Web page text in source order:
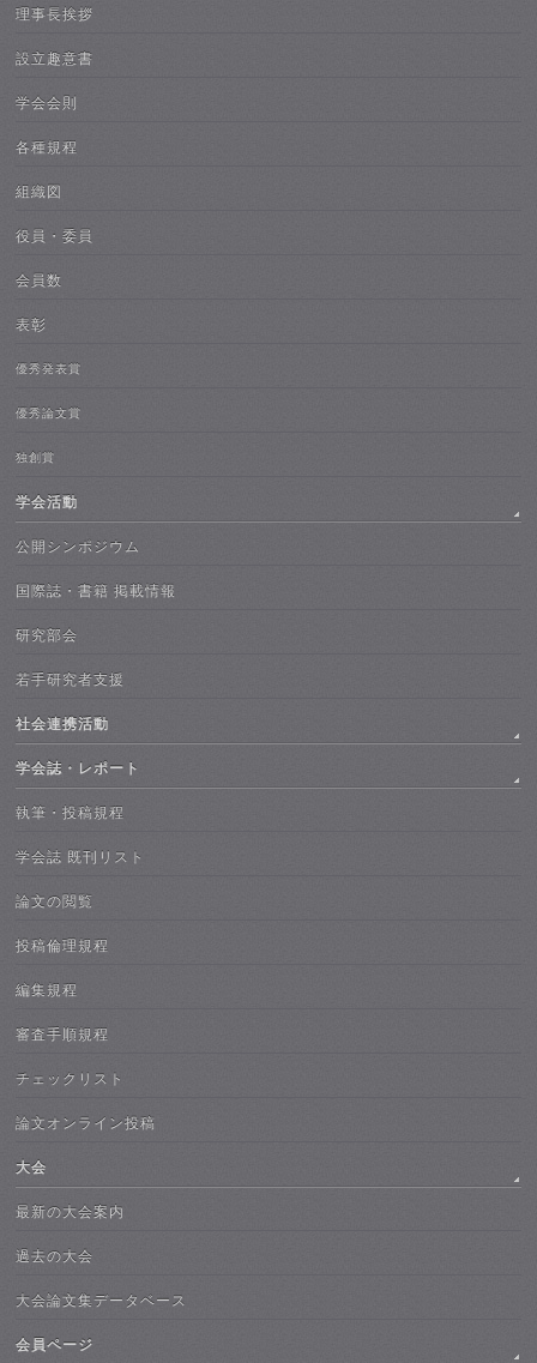
理事長挨拶
設立趣意書
学会会則
各種規程
組織図
役員・委員
会員数
表彰
優秀発表賞
優秀論文賞
独創賞
学会活動
公開シンポジウム
国際誌・書籍 掲載情報
研究部会
若手研究者支援
社会連携活動
学会誌・レポート
執筆・投稿規程
学会誌 既刊リスト
論文の閲覧
投稿倫理規程
編集規程
審査手順規程
チェックリスト
論文オンライン投稿
大会
最新の大会案内
過去の大会
大会論文集データベース
会員ページ